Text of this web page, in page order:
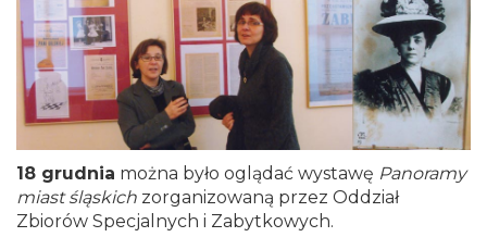
18 grudnia można było oglądać wystawę Panoramy
miast śląskich zorganizowaną przez Oddział
Zbiorów Specjalnych i Zabytkowych.